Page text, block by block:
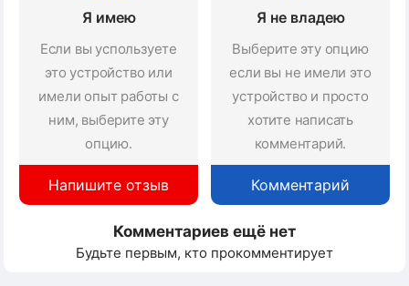
Я имею
Если вы успользуете
это устройство или
имели опыт работы с
ним, выберите эту
опцию.
Напишите отзыв
Я не владею
Выберите эту опцию
если вы не имели это
устройство и просто
хотите написать
комментарий.
Комментарий
Комментариев ещё нет
Будьте первым, кто прокомментирует